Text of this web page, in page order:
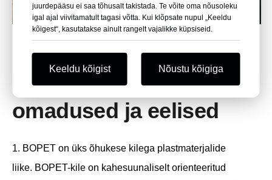
BOPET-kilede
omadused ja eelised
1. BOPET on üks õhukese kilega plastmaterjalide
liike. BOPET-kile on kahesuunaliselt orienteeritud
juurdepääsu ei saa tõhusalt takistada. Te võite oma nõusoleku
igal ajal viivitamatult tagasi võtta. Kui klõpsate nupul „Keeldu
kõigest“, kasutatakse ainult rangelt vajalikke küpsiseid.
Keeldu kõigist Nõustu kõigiga